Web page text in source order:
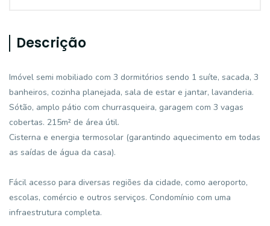
Descrição
Imóvel semi mobiliado com 3 dormitórios sendo 1 suíte, sacada, 3
banheiros, cozinha planejada, sala de estar e jantar, lavanderia.
Sótão, amplo pátio com churrasqueira, garagem com 3 vagas
cobertas. 215m² de área útil.
Cisterna e energia termosolar (garantindo aquecimento em todas
as saídas de água da casa).
Fácil acesso para diversas regiões da cidade, como aeroporto,
escolas, comércio e outros serviços. Condomínio com uma
infraestrutura completa.